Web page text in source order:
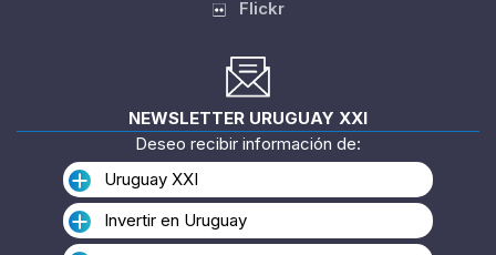
Flickr
NEWSLETTER URUGUAY XXI
Deseo recibir información de:
Uruguay XXI
Invertir en Uruguay